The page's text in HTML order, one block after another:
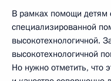
В рамках помощи детям
специализированной
высокотехнологичной.
высокотехнологичной
Но нужно отметить, что